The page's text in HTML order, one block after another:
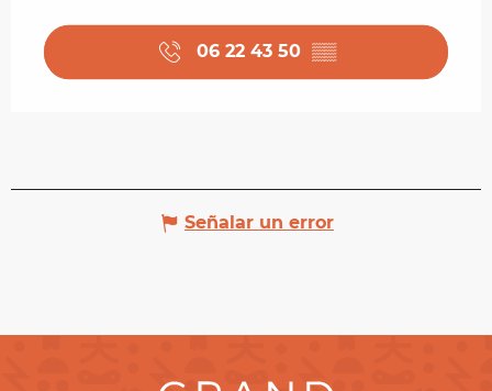
06 22 43 50 ▒▒
Señalar un error